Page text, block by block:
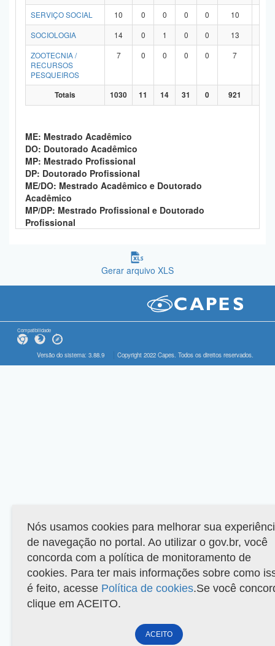
SERVIÇO SOCIAL
10 0 0 0 0 10
SOCIOLOGIA
14 0 1 0 0 13
ZOOTECNIA /
RECURSOS
PESQUEIROS
7 0 0 0 0 7
Totais 1030 11 14 31 0 921
ME: Mestrado Acadêmico
DO: Doutorado Acadêmico
MP: Mestrado Profissional
DP: Doutorado Profissional
ME/DO: Mestrado Acadêmico e Doutorado
Acadêmico
MP/DP: Mestrado Profissional e Doutorado
Profissional
Gerar arquivo XLS
Compatibilidade
Versão do sistema: 3.88.9 Copyright 2022 Capes. Todos os direitos reservados.
Nós usamos cookies para melhorar sua
de navegação no portal. Ao utilizar o gov.br, você
concorda com a política de monitoramento de
cookies. Para ter mais informações sobre como
é feito, acesse Política de cookies.Se você
clique em ACEITO.
ACEITO